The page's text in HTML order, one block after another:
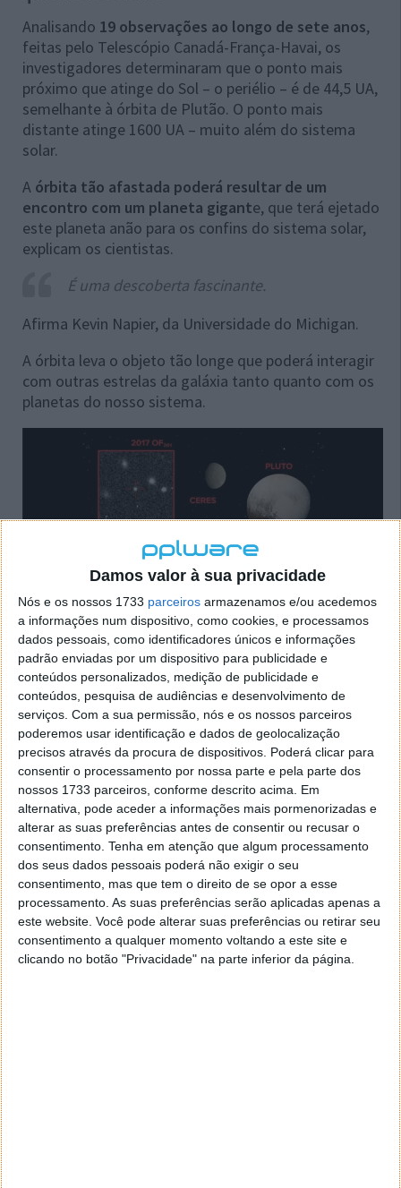
Damos valor à sua privacidade
Nós e os nossos 1733 parceiros armazenamos e/ou acedemos
a informações num dispositivo, como cookies, e processamos
dados pessoais, como identificadores únicos e informações
padrão enviadas por um dispositivo para publicidade e
conteúdos personalizados, medição de publicidade e
conteúdos, pesquisa de audiências e desenvolvimento de
serviços. Com a sua permissão, nós e os nossos parceiros
poderemos usar identificação e dados de geolocalização
precisos através da procura de dispositivos. Poderá clicar para
consentir o processamento por nossa parte e pela parte dos
nossos 1733 parceiros, conforme descrito acima. Em
alternativa, pode aceder a informações mais pormenorizadas e
alterar as suas preferências antes de consentir ou recusar o
consentimento. Tenha em atenção que algum processamento
dos seus dados pessoais poderá não exigir o seu
consentimento, mas que tem o direito de se opor a esse
processamento. As suas preferências serão aplicadas apenas a
este website. Você pode alterar suas preferências ou retirar seu
consentimento a qualquer momento voltando a este site e
clicando no botão "Privacidade" na parte inferior da página.
Analisando 19 observações ao longo de sete anos,
feitas pelo Telescópio Canadá-França-Havai, os
investigadores determinaram que o ponto mais
próximo que atinge do Sol – o periélio – é de 44,5 UA,
semelhante à órbita de Plutão. O ponto mais
distante atinge 1600 UA – muito além do sistema
solar.
A órbita tão afastada poderá resultar de um
encontro com um planeta gigante, que terá ejetado
este planeta anão para os confins do sistema solar,
explicam os cientistas.
É uma descoberta fascinante.
Afirma Kevin Napier, da Universidade do Michigan.
A órbita leva o objeto tão longe que poderá interagir
com outras estrelas da galáxia tanto quanto com os
planetas do nosso sistema.
Será este o objeto que condiciona a órbita de
outros planetas?
Muitos TNOs extremos parecem agrupar-se em
orientações semelhantes, o que tem sido
interpretado como indício daexistência de um nono
planeta escondido na nuvem de Oort, uma vasta
região de corpos gelados em redor do sistema solar.
Supõe-se que a gravidade do Planeta 9 condiciona
estas órbitas.
Contudo, a órbita de 2017 OF201 não se enquadra
nesse padrão.
Este objeto é claramente uma exceção.